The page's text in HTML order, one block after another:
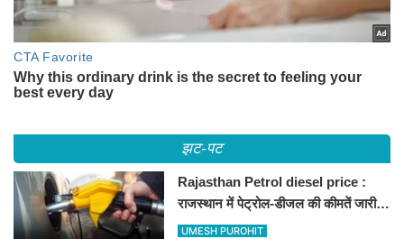
झट-पट
Rajasthan Petrol diesel price :
राजस्थान में पेट्रोल-डीजल की कीमतें जारी,
जानिए बीकानेर समेत पुरे प्रदेश में नए रेट
UMESH PUROHIT